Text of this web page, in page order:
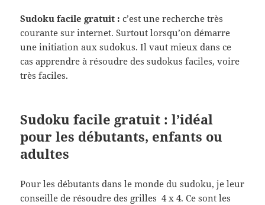
Sudoku facile gratuit : c’est une recherche très
courante sur internet. Surtout lorsqu’on démarre
une initiation aux sudokus. Il vaut mieux dans ce
cas apprendre à résoudre des sudokus faciles, voire
très faciles.
Sudoku facile gratuit : l’idéal
pour les débutants, enfants ou
adultes
Pour les débutants dans le monde du sudoku, je leur
conseille de résoudre des grilles 4 x 4. Ce sont les